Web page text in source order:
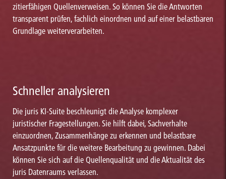
zitierfähigen Quellenverweisen. So können Sie die Antworten
transparent prüfen, fachlich einordnen und auf einer belastbaren
Grundlage weiterverarbeiten.
Schneller analysieren
Die juris KI-Suite beschleunigt die Analyse komplexer
juristischer Fragestellungen. Sie hilft dabei, Sachverhalte
einzuordnen, Zusammenhänge zu erkennen und belastbare
Ansatzpunkte für die weitere Bearbeitung zu gewinnen. Dabei
können Sie sich auf die Quellenqualität und die Aktualität des
juris Datenraums verlassen.